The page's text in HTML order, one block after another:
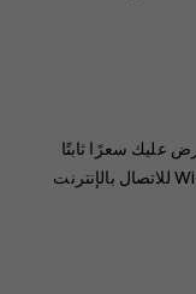
عليك سعرًا ثابتًا
مقابل نقل البيانات، فاستخدم شبكة Wi-Fi للاتصال بالإنترنت